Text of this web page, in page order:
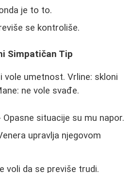
je to to.
se kontroliše.
Simpatičan Tip
vole umetnost. Vrline: skloni
ne vole svađe.
Opasne situacije su mu napor.
upravlja njegovom
voli da se previše trudi.